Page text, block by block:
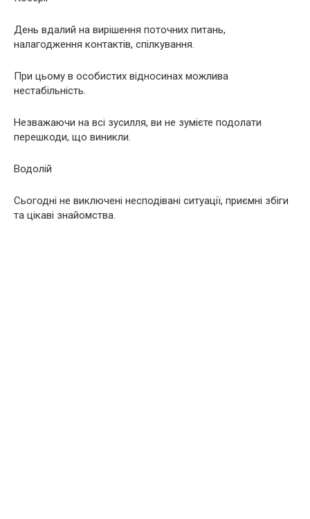
День вдалий на вирішення поточних питань,
налагодження контактів, спілкування.
При цьому в особистих відносинах можлива
нестабільність.
Незважаючи на всі зусилля, ви не зумієте подолати
перешкоди, що виникли.
Водолій
Сьогодні не виключені несподівані ситуації, приємні збіги
та цікаві знайомства.